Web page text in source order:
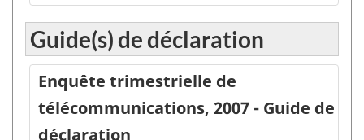
Enquête
trimestrielle
télécommunications
Guide(s) de déclaration
Enquête trimestrielle de
télécommunications, 2007 - Guide de
déclaration